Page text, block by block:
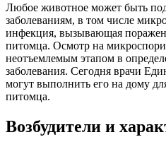
Любое животное может быть
заболеваниям, в том числе
инфекция, вызывающая
питомца. Осмотр на
неотъемлемым этапом в
заболевания. Сегодня врачи
могут выполнить его на дому
питомца.
Возбудители и